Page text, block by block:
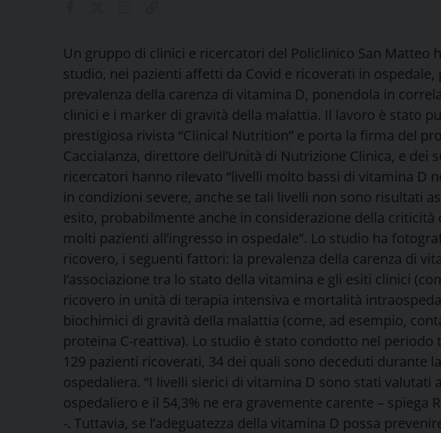
Un gruppo di clinici e ricercatori del Policlinico San Matteo
studio, nei pazienti affetti da Covid e ricoverati in ospedale,
prevalenza della carenza di vitamina D, ponendola in
clinici e i marker di gravità della malattia. Il lavoro è stato
prestigiosa rivista “Clinical Nutrition” e porta la firma del
Caccialanza, direttore dell’Unità di Nutrizione Clinica, e dei
ricercatori hanno rilevato “livelli molto bassi di vitamina D
in condizioni severe, anche se tali livelli non sono risultati
esito, probabilmente anche in considerazione della criticità
molti pazienti all’ingresso in ospedale”. Lo studio ha
ricovero, i seguenti fattori: la prevalenza della carenza di
l’associazione tra lo stato della vitamina e gli esiti clinici
ricovero in unità di terapia intensiva e mortalità
biochimici di gravità della malattia (come, ad esempio,
proteina C-reattiva). Lo studio è stato condotto nel periodo
129 pazienti ricoverati, 34 dei quali sono deceduti durante
ospedaliera. “I livelli sierici di vitamina D sono stati valutati
ospedaliero e il 54,3% ne era gravemente carente – spiega
-. Tuttavia, se l’adeguatezza della vitamina D possa